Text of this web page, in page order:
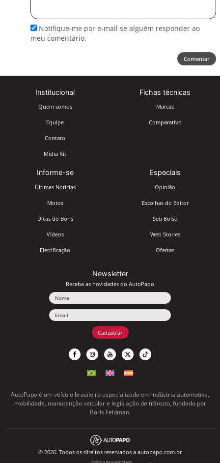
Notifique-me por e-mail se alguém responder ao
meu comentário.
Comentar
Institucional
Quem somos
Equipe
Contato
Mídia Kit
Fichas técnicas
Marcas
Comparativo
Informe-se
Últimas Notícias
Motos
Dicas do Boris
Vídeos
Eletrificação
Especiais
Opinião
Escolhas do Editor
Seu Bolso
Web Stories
Ofertas
Newsletter
Receba as novidades do AutoPapo
Cadastrar
AutoPapo é um veículo brasileiro especializado em indústria automotiva,
mobilidade, manutenção veicular e legislação de trânsito, fundado por
Boris Feldman.
© 2026. Todos os direitos reservados a autopapo.com.br
Política de privacidade